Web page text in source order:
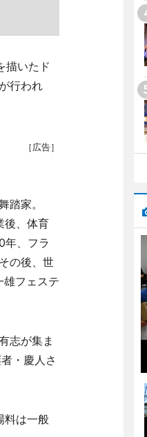
描いたド
行われ
［広告］
家。
後、体育
年、フラ
の後、世
フェステ
志が集ま
・慶人さ
料は一般